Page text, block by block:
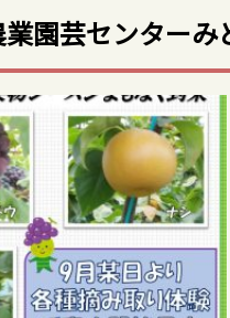
園芸センター